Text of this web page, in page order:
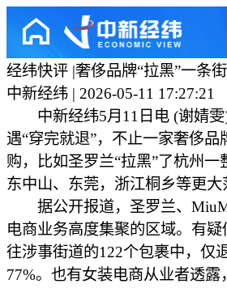
经纬快评 |奢侈品牌“拉黑”一条
中新经纬 | 2026-05-11 17:27:21
中新经纬5月11日电 (谢婧雯
遇“穿完就退”，不止一家奢侈
购，比如圣罗兰“拉黑”了杭州
东中山、东莞，浙江桐乡等更
据公开报道，圣罗兰、
电商业务高度集聚的区域。有
往涉事街道的122个包裹中，仅
77%。也有女装电商从业者透